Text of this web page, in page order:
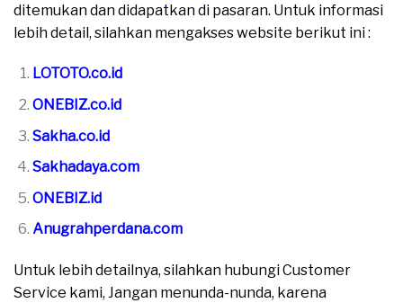
ditemukan dan didapatkan di pasaran. Untuk informasi
lebih detail, silahkan mengakses website berikut ini :
LOTOTO.co.id
ONEBIZ.co.id
Sakha.co.id
Sakhadaya.com
ONEBIZ.id
Anugrahperdana.com
Untuk lebih detailnya, silahkan hubungi Customer
Service kami, Jangan menunda-nunda, karena